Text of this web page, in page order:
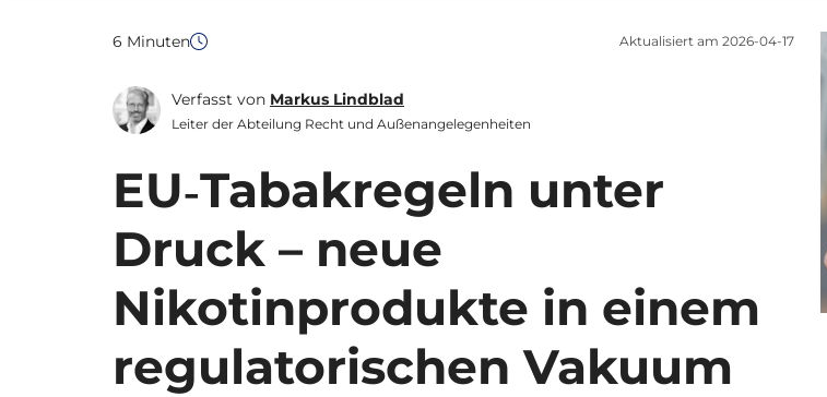
6 Minuten Aktualisiert am 2026-04-17
Verfasst von Markus Lindblad
Leiter der Abteilung Recht und Außenangelegenheiten
EU‑Tabakregeln unter
Druck – neue
Nikotinprodukte in einem
regulatorischen Vakuum